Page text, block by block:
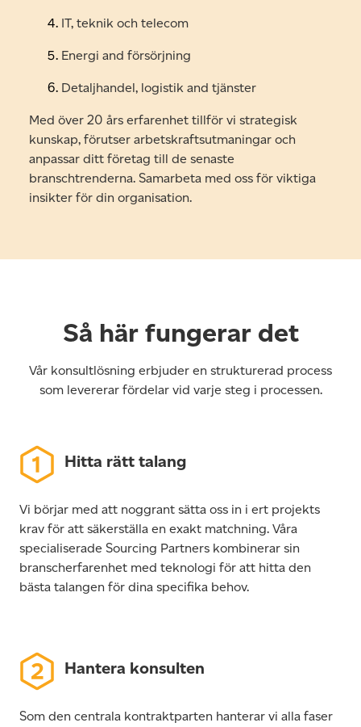
IT, teknik och telecom
Energi and försörjning
Detaljhandel, logistik and tjänster
Med över 20 års erfarenhet tillför vi strategisk
kunskap, förutser arbetskraftsutmaningar och
anpassar ditt företag till de senaste
branschtrenderna. Samarbeta med oss för viktiga
insikter för din organisation.
Så här fungerar det
Vår konsultlösning erbjuder en strukturerad process
som levererar fördelar vid varje steg i processen.
Hitta rätt talang
Vi börjar med att noggrant sätta oss in i ert projekts
krav för att säkerställa en exakt matchning. Våra
specialiserade Sourcing Partners kombinerar sin
branscherfarenhet med teknologi för att hitta den
bästa talangen för dina specifika behov.
Hantera konsulten
Som den centrala kontraktparten hanterar vi alla faser